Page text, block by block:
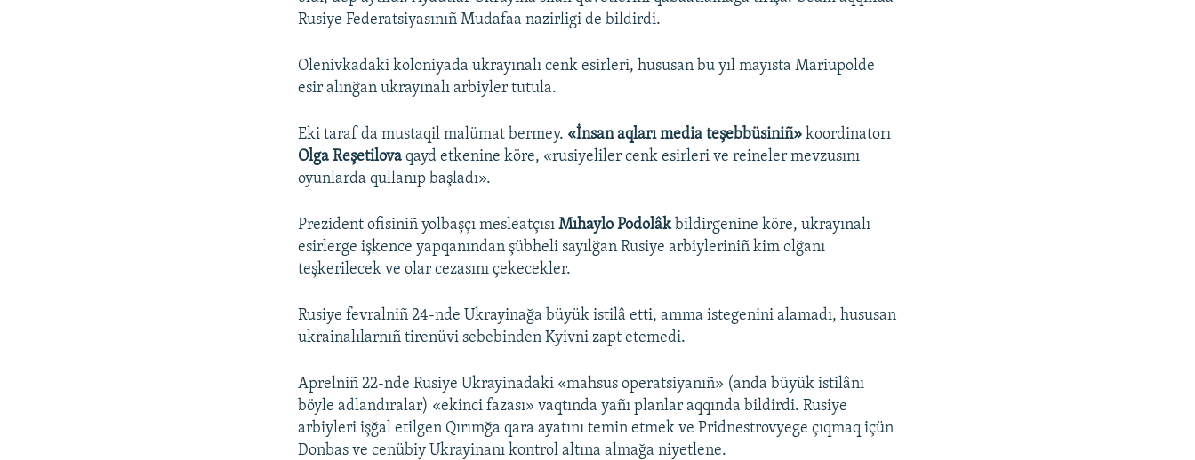
Rusiye Federatsiyasınıñ Mudafaa nazirligi de bildirdi.
Olenivkadaki koloniyada ukrayınalı cenk esirleri, hususan bu yıl mayısta Mariupolde
esir alınğan ukrayınalı arbiyler tutula.
Eki taraf da mustaqil malümat bermey. «İnsan aqları media teşebbüsiniñ»koordinatorı
Olga Reşetilova qayd etkenine köre, «rusiyeliler cenk esirleri ve reineler mevzusını
oyunlarda qullanıp başladı».
Prezident ofisiniñ yolbaşçı mesleatçısıMıhaylo Podolâk bildirgenine köre, ukrayınalı
esirlerge işkence yapqanından şübheli sayılğan Rusiye arbiyleriniñ kim olğanı
teşkerilecek ve olar cezasını çekecekler.
Rusiye fevralniñ 24-nde Ukrayinağa büyük istilâ etti, amma istegenini alamadı, hususan
ukrainalılarnıñ tirenüvi sebebinden Kyivni zapt etemedi.
Aprelniñ 22-nde Rusiye Ukrayinadaki «mahsus operatsiyanıñ» (anda büyük istilânı
böyle adlandıralar) «ekinci fazası» vaqtında yañı planlar aqqında bildirdi. Rusiye
arbiyleri işğal etilgen Qırımğa qara ayatını temin etmek ve Pridnestrovyege çıqmaq içün
Donbas ve cenübiy Ukrayinanı kontrol altına almağa niyetlene.